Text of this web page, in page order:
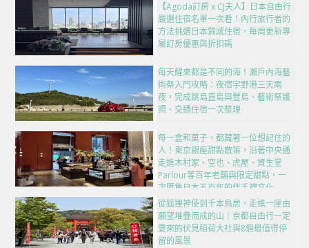
【Agoda訂房 x CJ夫人】日本自由行
嚴選住宿名單一次看！內行旅行者的
方法挑選日本質感住宿，每周更新專
屬訂房優惠與折扣碼
每天醒來都是不同的海！瀨戶內海藝
術祭入門攻略：夜宿宇野港三天兩
夜，完成跳島直島與豐島、藝術祭護
照、交通住宿一次整理
每一盒和菓子，都藏著一位想記住的
人！東京銀座甜點散策，沿著中央通
走進木村家、空也、虎屋、資生堂
Parlour等百年老舖與限定甜點，一
次匯集日本五百年的伴手禮文化
從狐狸神使到千本鳥居，走進一座由
願望堆疊而成的山｜京都自由行一定
要來的伏見稻荷大社與8個最值得停
留的風景